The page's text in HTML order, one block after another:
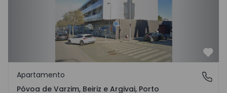
Póvoa de Varzim, Beiriz e Argivai, Porto
Apartamento
Póvoa de Varzim, Beiriz e Argivai, Porto